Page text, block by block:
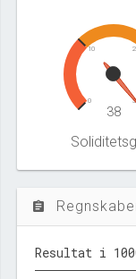
0
10
38
assignment
Resultat i